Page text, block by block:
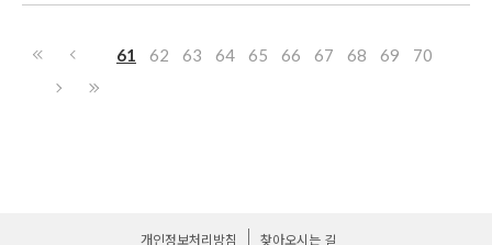
61 62 63 64 65 66 67 68 69 70
개인정보처리방침 찾아오시는 길